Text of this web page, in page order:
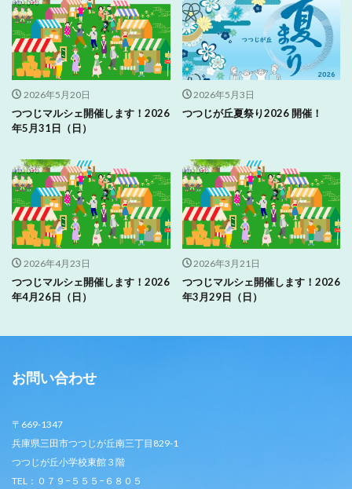
2026年5月20日
つつじマルシェ開催します！2026
年5月31日（日）
2026年5月3日
つつじが丘夏祭り2026 開催！
2026年4月23日
つつじマルシェ開催します！2026
年4月26日（日）
2026年3月21日
つつじマルシェ開催します！2026
年3月29日（日）
お問い合わせ
〒669-1347
兵庫県三田市つつじが丘南三丁目829-1
つつじが丘小学校東館３階
TEL：０７９−５５５−６８０５